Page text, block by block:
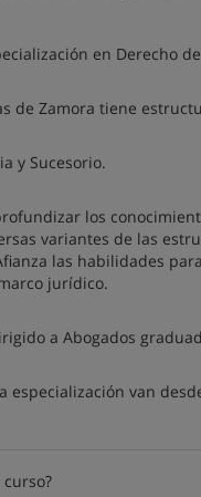
en Derecho
de Zamora tiene
y Sucesorio.
los
variantes de las
las habilidades
jurídico.
a Abogados
especialización van